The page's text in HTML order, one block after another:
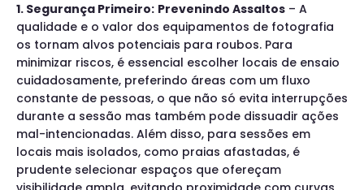
1. Segurança Primeiro: Prevenindo Assaltos – A
qualidade e o valor dos equipamentos de fotografia
os tornam alvos potenciais para roubos. Para
minimizar riscos, é essencial escolher locais de ensaio
cuidadosamente, preferindo áreas com um fluxo
constante de pessoas, o que não só evita interrupções
durante a sessão mas também pode dissuadir ações
mal-intencionadas. Além disso, para sessões em
locais mais isolados, como praias afastadas, é
prudente selecionar espaços que ofereçam